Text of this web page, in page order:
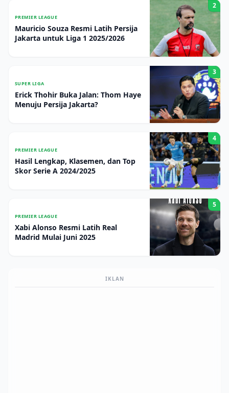
PREMIER LEAGUE
Mauricio Souza Resmi Latih Persija
Jakarta untuk Liga 1 2025/2026
2
SUPER LIGA
Erick Thohir Buka Jalan: Thom Haye
Menuju Persija Jakarta?
3
PREMIER LEAGUE
Hasil Lengkap, Klasemen, dan Top
Skor Serie A 2024/2025
4
PREMIER LEAGUE
Xabi Alonso Resmi Latih Real
Madrid Mulai Juni 2025
5
IKLAN